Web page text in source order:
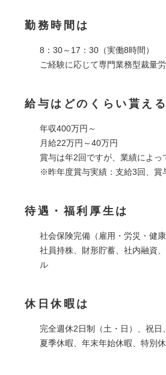
勤務時間は
8：30～17：30（実働8時間）
ご経験に応じて専門業務型裁量
給与はどのくらい貰え
年収400万円～
月給22万円～40万円
賞与は年2回ですが、業績によっ
※昨年度賞与実績：支給3回、賞
待遇・福利厚生は
社会保険完備（雇用・労災・健康
社員持株、財形貯蓄、社内融資
ル
休日休暇は
完全週休2日制（土・日）、祝日
夏季休暇、年末年始休暇、特別